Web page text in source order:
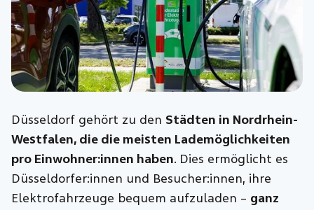
Düsseldorf gehört zu den Städten in Nordrhein-
Westfalen, die die meisten Lademöglichkeiten
pro Einwohner:innen haben. Dies ermöglicht es
Düsseldorfer:innen und Besucher:innen, ihre
Elektrofahrzeuge bequem aufzuladen – ganz